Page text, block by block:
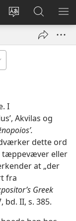
Vælg
Log
på
vindue)
Søg
på
JW.ORG
VIS
I
Akvilas og
dette ord
tæppevæver eller
at „der
fra
Greek
bd. II, s. 385.